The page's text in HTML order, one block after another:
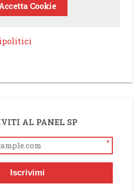
Cookie
AL PANEL SP
*
Iscrivimi